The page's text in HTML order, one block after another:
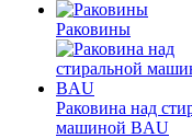
Раковины
Раковина над
машиной BAU